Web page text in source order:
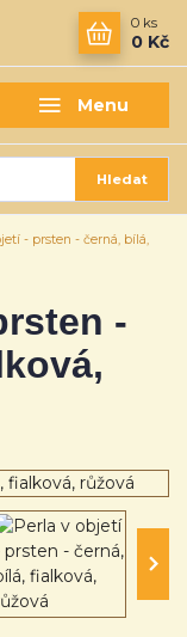
Menu
Hledat
0 ks
0 Kč
- prsten - černá, bílá,
-